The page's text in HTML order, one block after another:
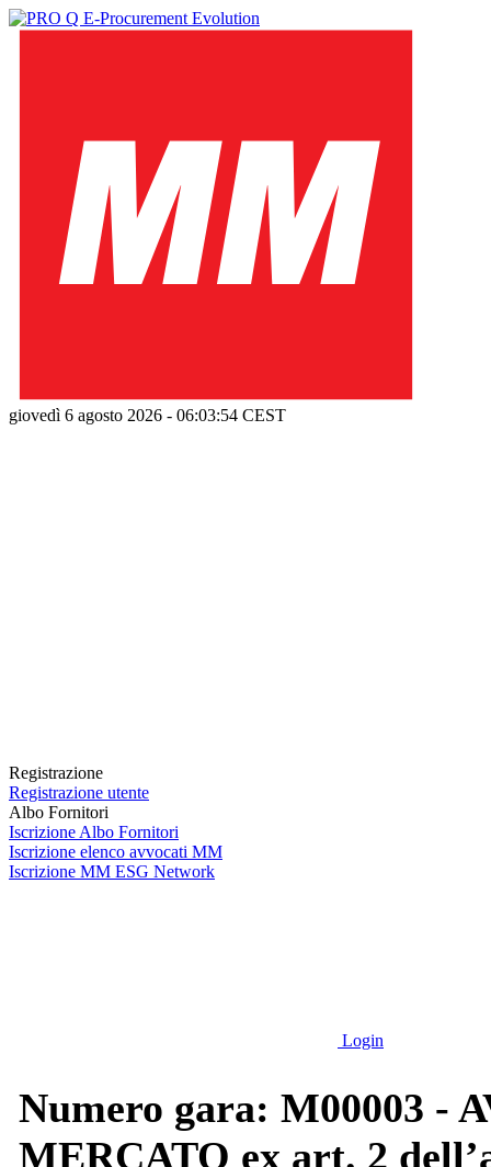
giovedì 6 agosto 2026 - 06:03:55 CEST
Registrazione
Registrazione utente
Albo Fornitori
Iscrizione Albo Fornitori
Iscrizione elenco avvocati MM
Iscrizione MM ESG Network
Login
Numero gara: M00003 -
MERCATO ex art. 2